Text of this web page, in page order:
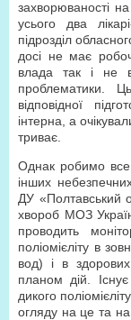
захворюваності
усього два
підрозділ
досі не має
влада так і не
проблематики.
відповідної
інтерна, а
триває.
Однак робимо все,
інших
ДУ «Полтавський
хвороб МОЗ
проводить
поліомієліту в
вод) і в здорових
планом дій.
дикого
огляду на це та на